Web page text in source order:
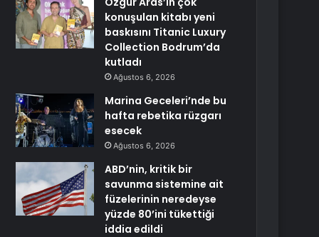
konuşulan kitabı yeni
baskısını Titanic Luxury
Collection Bodrum’da
kutladı
Ağustos 6, 2026
Marina Geceleri’nde bu
hafta rebetika rüzgarı
esecek
Ağustos 6, 2026
ABD’nin, kritik bir
savunma sistemine ait
füzelerinin neredeyse
yüzde 80’ini tükettiği
iddia edildi